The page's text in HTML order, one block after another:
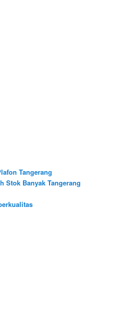
Tangerang
Stok Banyak Tangerang